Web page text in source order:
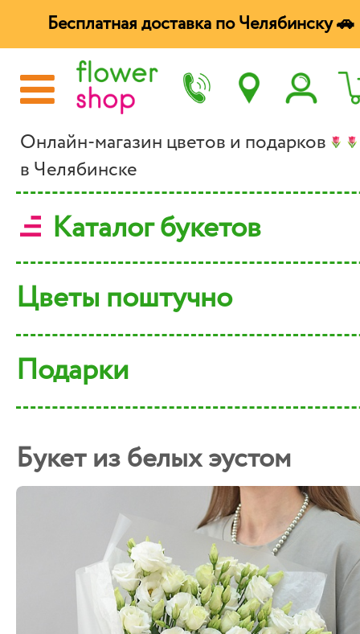
Бесплатная доставка по Челябинску 🚗
Онлайн-магазин цветов и подарков
в Челябинске
Каталог букетов
Цветы поштучно
Подарки
Букет из белых эустом